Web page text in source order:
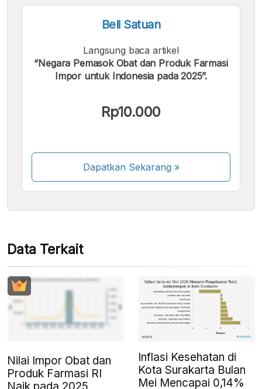
Beli Satuan
Langsung baca artikel
“Negara Pemasok Obat dan Produk Farmasi
Impor untuk Indonesia pada 2025”.
Rp10.000
Dapatkan Sekarang»
Kami menerima pembayaran berikut:
Beberapa metode pembayaran masih dalam
proses aktivasi.
Data Terkait
Nilai Impor Obat dan
Produk Farmasi RI
Inflasi Kesehatan di
Kota Surakarta Bulan
Mei Mencapai 0,14%